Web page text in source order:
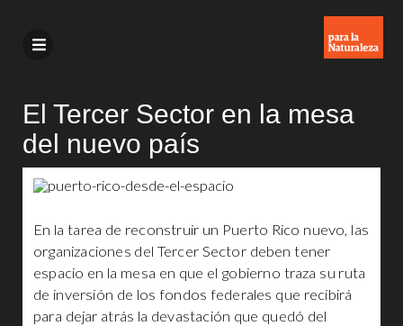
El Tercer Sector en la mesa
del nuevo país
En la tarea de reconstruir un Puerto Rico nuevo, las
organizaciones del Tercer Sector deben tener
espacio en la mesa en que el gobierno traza su ruta
de inversión de los fondos federales que recibirá
para dejar atrás la devastación que quedó del